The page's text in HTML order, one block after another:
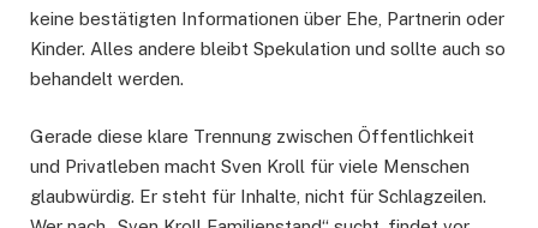
keine bestätigten Informationen über Ehe, Partnerin oder
Kinder. Alles andere bleibt Spekulation und sollte auch so
behandelt werden.
Gerade diese klare Trennung zwischen Öffentlichkeit
und Privatleben macht Sven Kroll für viele Menschen
glaubwürdig. Er steht für Inhalte, nicht für Schlagzeilen.